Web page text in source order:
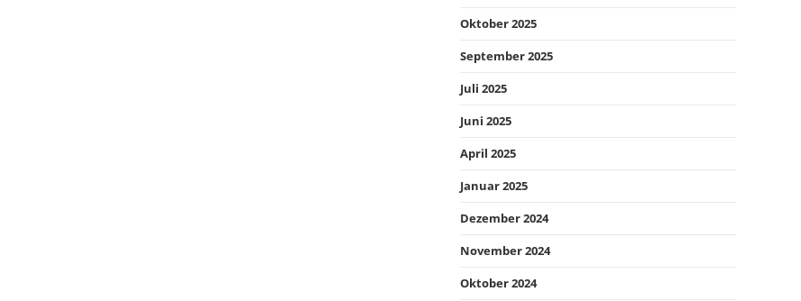
Oktober 2025
September 2025
Juli 2025
Juni 2025
April 2025
Januar 2025
Dezember 2024
November 2024
Oktober 2024